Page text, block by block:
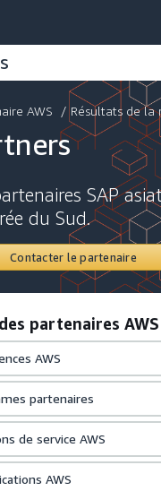
AWS / Résultats de la
SAP
du Sud.
Contacter le partenaire
partenaires AWS
AWS
partenaires
de service AWS
AWS